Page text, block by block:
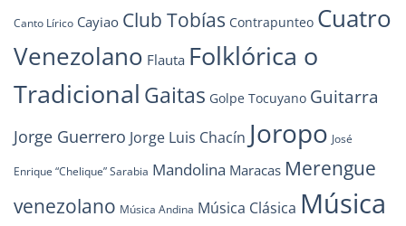
Canto Lírico Cayiao Club Tobías Contrapunteo Cuatro
Venezolano Flauta Folklórica o
Tradicional Gaitas Golpe Tocuyano Guitarra
Jorge Guerrero Jorge Luis Chacín Joropo José
Enrique “Chelique” Sarabia Mandolina Maracas Merengue
venezolano Música Andina Música Clásica Música